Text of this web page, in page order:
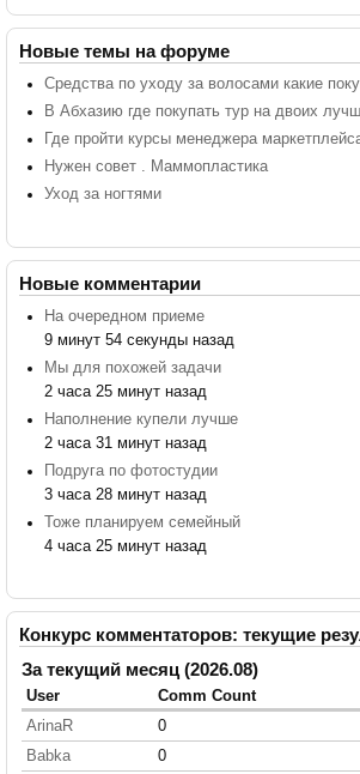
Новые темы на форуме
Средства по уходу за волосами какие
В Абхазию где покупать тур на двоих
Где пройти курсы менеджера
Нужен совет . Маммопластика
Уход за ногтями
Новые комментарии
На очередном приеме
9 минут 54 секунды назад
Мы для похожей задачи
2 часа 25 минут назад
Наполнение купели лучше
2 часа 31 минут назад
Подруга по фотостудии
3 часа 28 минут назад
Тоже планируем семейный
4 часа 25 минут назад
Конкурс комментаторов: текущие
За текущий месяц (2026.08)
User Comm Count
ArinaR
0
Babka
0